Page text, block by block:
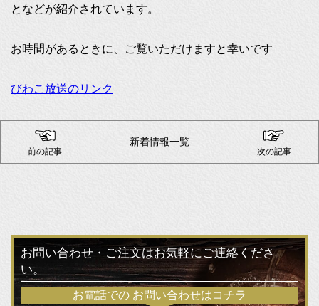
となどが紹介されています。
お時間があるときに、ご覧いただけますと幸いです
びわこ放送のリンク
前の記事
新着情報一覧
次の記事
お問い合わせ・ご注文はお気軽にご連絡くださ
い。
お電話での お問い合わせはコチラ